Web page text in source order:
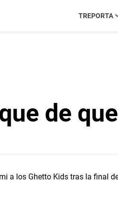
TREPORTA
de
a los Ghetto Kids tras la final